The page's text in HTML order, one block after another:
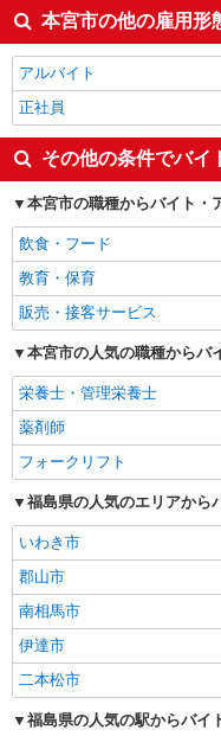
本宮市の他の雇用形
アルバイト
正社員
その他の条件でバイ
本宮市の職種からバイト・
飲食・フード
教育・保育
販売・接客サービス
本宮市の人気の職種からバ
栄養士・管理栄養士
薬剤師
フォークリフト
福島県の人気のエリアから
いわき市
郡山市
南相馬市
伊達市
二本松市
福島県の人気の駅からバイ